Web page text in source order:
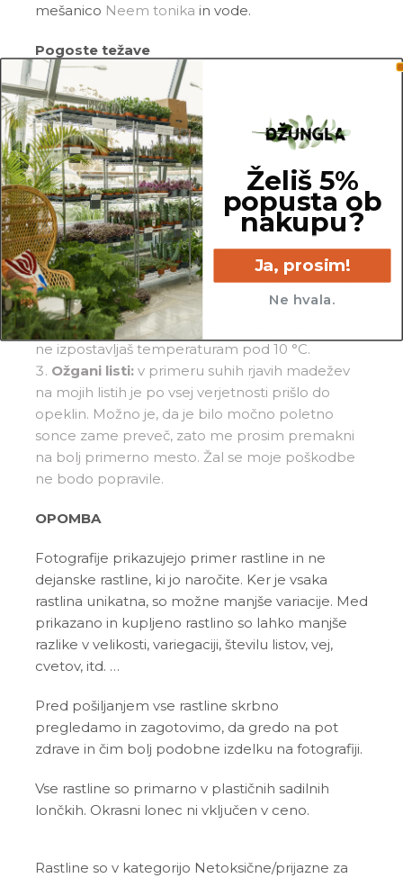
mešanico Neem tonika in vode.
Pogoste težave
Gnitje:
če si opazil_a gnitje mojih listov in/ali
korenin, si me po vsej verjetnosti prekomerno
zalil_a, ali pa me nisi zalival_a z namakanjem.
Prosim, da porežeš vse gnile korenine in liste ter
me premestiš v popolnoma svežo in zračno
zemljo. Od sedaj naprej me, prosim, zalivaj manj
pogosto.
Vihanje listov:če se moji listi vihajo navznoter,
so lahko razlogi različni. Po navadi to naredim ob
neprimernem zalivanju ali temperaturnem šoku.
Vedno preveri zemljo in se prepričaj, da ni
premokra ali presuha, poleg tega pa pazi, da me
ne izpostavljaš temperaturam pod 10 °C.
Ožgani listi:v primeru suhih rjavih madežev
na mojih listih je po vsej verjetnosti prišlo do
opeklin. Možno je, da je bilo močno poletno
sonce zame preveč, zato me prosim premakni
na bolj primerno mesto. Žal se moje poškodbe
ne bodo popravile.
OPOMBA
Fotografije prikazujejo primer rastline in ne
dejanske rastline, ki jo naročite. Ker je vsaka
rastlina unikatna, so možne manjše variacije. Med
prikazano in kupljeno rastlino so lahko manjše
razlike v velikosti, variegaciji, številu listov, vej,
cvetov, itd. …
Pred pošiljanjem vse rastline skrbno
pregledamo in zagotovimo, da gredo na pot
zdrave in čim bolj podobne izdelku na fotografiji.
Vse rastline so primarno v plastičnih sadilnih
lončkih. Okrasni lonec ni vključen v ceno.
Rastline so v kategorijo Netoksične/prijazne za
Želiš 5%
popusta ob
nakupu?
Ja, prosim!
Ne hvala.